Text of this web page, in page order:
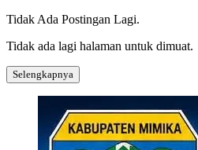
Tidak Ada Postingan Lagi.
Tidak ada lagi halaman untuk dimuat.
Selengkapnya